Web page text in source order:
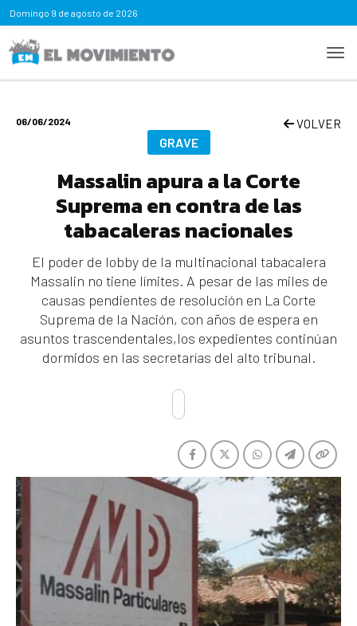
Domingo 9 de agosto de 2026
06/06/2024 VOLVER
GRAVE
Massalin apura a la Corte
Suprema en contra de las
tabacaleras nacionales
El poder de lobby de la multinacional tabacalera
Massalin no tiene límites. A pesar de las miles de
causas pendientes de resolución en La Corte
Suprema de la Nación, con años de espera en
asuntos trascendentales,los expedientes continúan
dormidos en las secretarías del alto tribunal.